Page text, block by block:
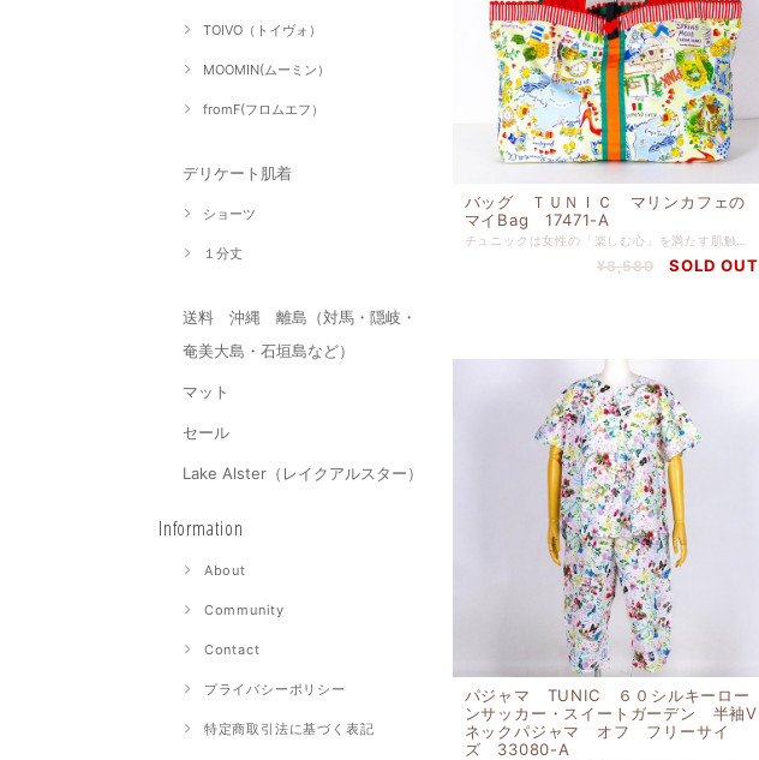
TOIVO（トイヴォ）
MOOMIN(ムーミン）
fromF(フロムエフ）
デリケート肌着
ショーツ
１分丈
送料 沖縄 離島（対馬・隠岐・
奄美大島・石垣島など）
マット
セール
Lake Alster（レイクアルスター）
Information
About
Community
Contact
プライバシーポリシー
特定商取引法に基づく表記
バッグ ＴＵＮＩＣ マリンカフェの
マイBag 17471-A
¥8,580 SOLD OUT
パジャマ TUNIC ６０シルキーロー
ンサッカー・スイートガーデン 半袖V
ネックパジャマ オフ フリーサイ
ズ 33080-A